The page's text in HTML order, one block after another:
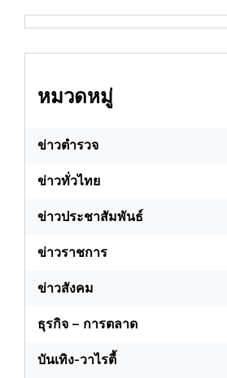
หมวดหมู่
ข่าวตำรวจ
ข่าวทั่วไทย
ข่าวประชาสัมพันธ์
ข่าวราชการ
ข่าวสังคม
ธุรกิจ – การตลาด
บันเทิง-วาไรตี้